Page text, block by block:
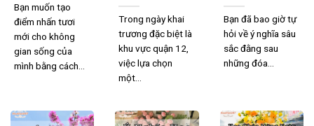
Bạn muốn tạo
điểm nhấn tươi
mới cho không
gian sống của
mình bằng cách...
Trong ngày khai
trương đặc biệt là
khu vực quận 12,
việc lựa chọn
một...
Bạn đã bao giờ tự
hỏi về ý nghĩa sâu
sắc đằng sau
những đóa...